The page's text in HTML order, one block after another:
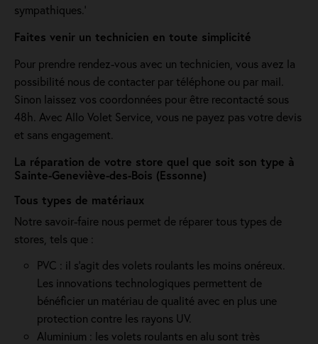
sympathiques.'
Faites venir un technicien en toute simplicité
Pour prendre rendez-vous avec un technicien, vous avez la
possibilité nous de contacter par téléphone ou par mail.
Sinon laissez vos coordonnées pour être recontacté sous
48h. Avec Allo Volet Service, vous ne payez pas votre devis
et sans engagement.
La réparation de votre store quel que soit son type à
Sainte-Geneviève-des-Bois (Essonne)
Tous types de matériaux
Notre savoir-faire nous permet de réparer tous types de
stores, tels que :
PVC : il s'agit des volets roulants les moins onéreux.
Les innovations technologiques permettent de
bénéficier un matériau de qualité avec en plus une
protection contre les rayons UV.
Aluminium : les volets roulants en alu sont très